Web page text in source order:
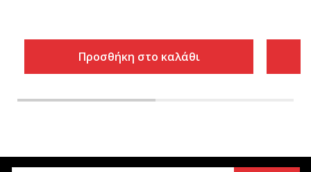
Προσθήκη στο καλάθι